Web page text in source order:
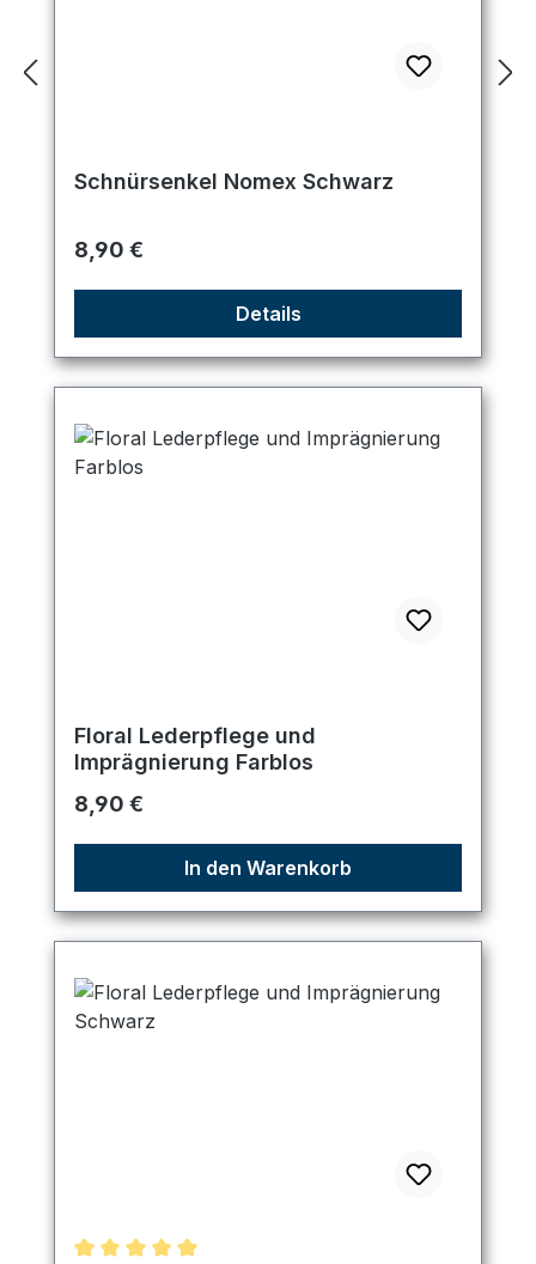
Schnürsenkel Nomex Schwarz
Regulärer Preis:
8,90 €
Details
Floral Lederpflege und
Imprägnierung Farblos
Regulärer Preis:
8,90 €
In den Warenkorb